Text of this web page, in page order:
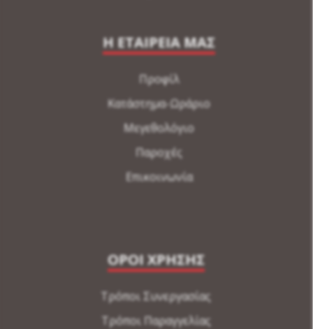
Η ΕΤΑΙΡΕΙΑ ΜΑΣ
Προφίλ
Κατάστημα-Ωράριο
Μεγεθολόγιο
Παροχές
Επικοινωνία
ΟΡΟΙ ΧΡΗΣΗΣ
Τρόποι Συνεργασίας
Τρόποι Παραγγελίας